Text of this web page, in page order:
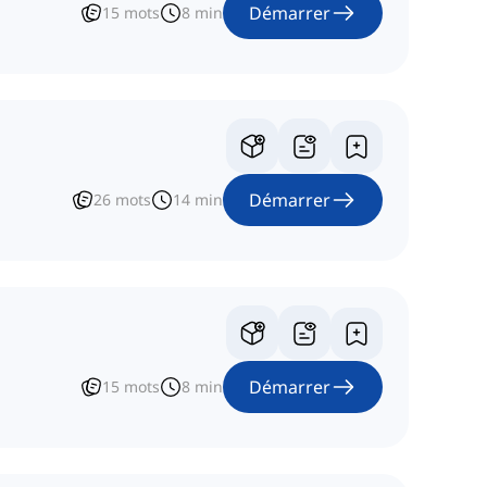
15 mots 8 min Démarrer
26 mots 14 min Démarrer
15 mots 8 min Démarrer